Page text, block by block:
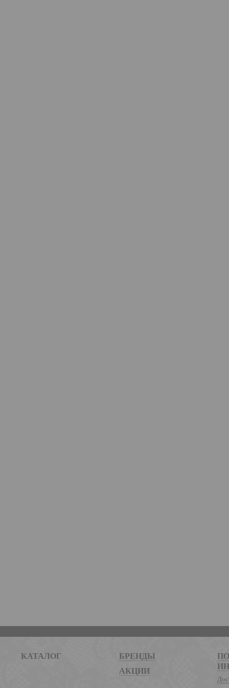
КАТАЛОГ
БРЕНДЫ
АКЦИИ